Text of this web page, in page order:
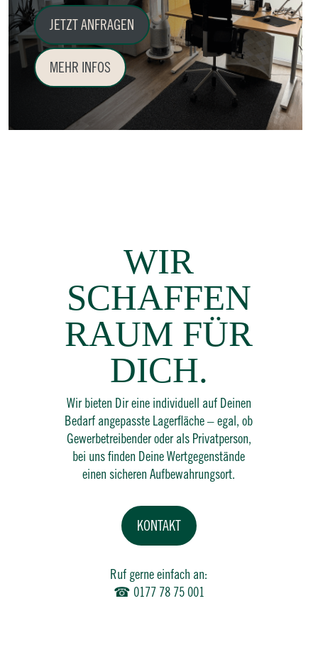
JETZT ANFRAGEN
MEHR INFOS
WIR
SCHAFFEN
RAUM FÜR
DICH.
Wir bieten Dir eine individuell auf Deinen
Bedarf angepasste Lagerfläche – egal, ob
Gewerbetreibender oder als Privatperson,
bei uns finden Deine Wertgegenstände
einen sicheren Aufbewahrungsort.
KONTAKT
Ruf gerne einfach an:
☎ 0177 78 75 001